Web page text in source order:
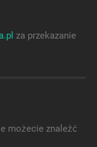
za przekazanie
możecie znaleźć